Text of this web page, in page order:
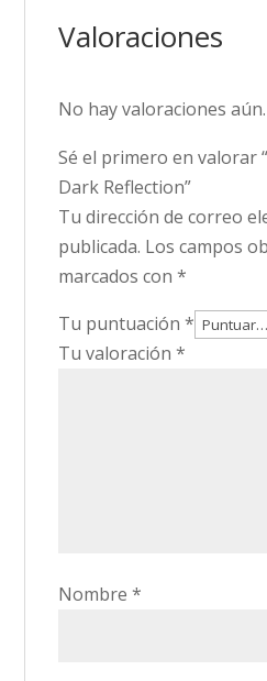
Valoraciones
No hay valoraciones aún.
Sé el primero en valorar
Dark Reflection”
Tu dirección de correo
publicada. Los campos
marcados con*
Tu puntuación*
Tu valoración*
Nombre*